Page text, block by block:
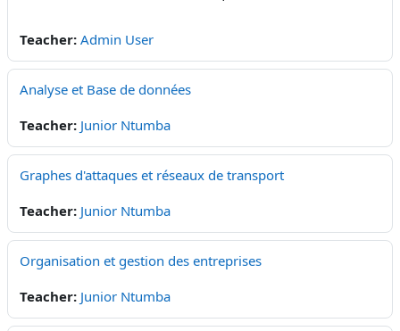
Teacher: Admin User
Analyse et Base de données
Teacher: Junior Ntumba
Graphes d'attaques et réseaux de transport
Teacher: Junior Ntumba
Organisation et gestion des entreprises
Teacher: Junior Ntumba